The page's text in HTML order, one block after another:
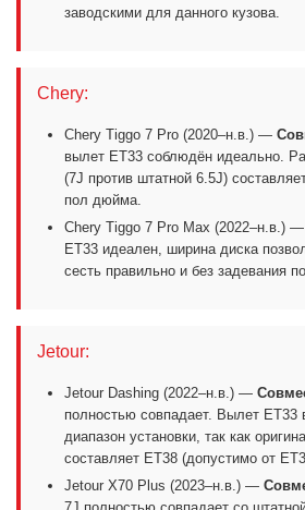
заводскими для данного кузова.
Chery:
Chery Tiggo 7 Pro (2020–н.в.) —
вылет ET33 соблюдён идеально.
(7J против штатной 6.5J)
пол дюйма.
Chery Tiggo 7 Pro Max (2022–н.в.) —
ET33 идеален, ширина диска
сесть правильно и без задевания
Jetour:
Jetour Dashing (2022–н.в.) —
полностью совпадает. Вылет ET33
диапазон установки, так как
составляет ET38 (допустимо от
Jetour X70 Plus (2023–н.в.) —